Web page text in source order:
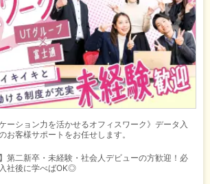
ーション力を活かせるオフィスワーク》データ入
お客様サポートをお任せします。
】第二新卒・未経験・社会人デビューの方歓迎！必
社後に学べばOK◎